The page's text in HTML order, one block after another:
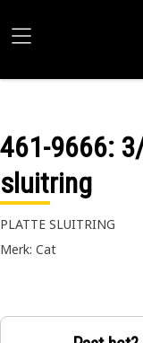
461-9666:
sluitring
PLATTE SLUITRING
Merk: Cat